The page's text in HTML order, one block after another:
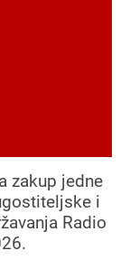
zakup jedne
i
Radio